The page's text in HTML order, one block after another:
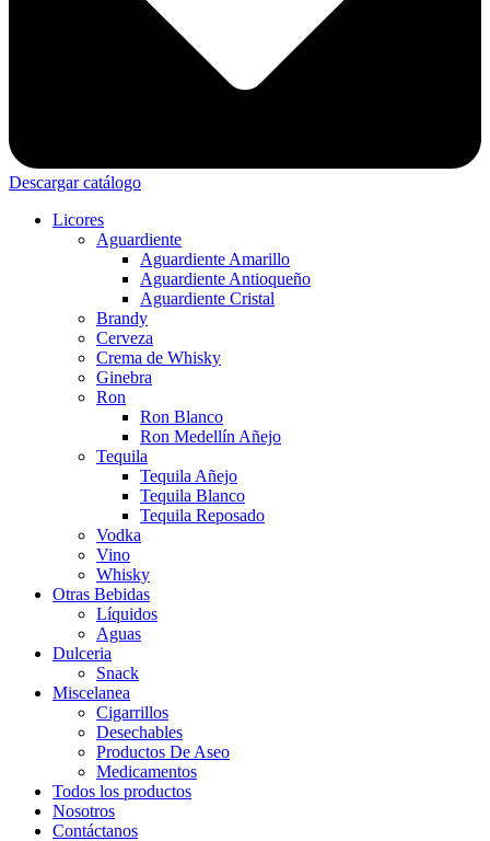
Descargar catálogo
Licores
Aguardiente
Aguardiente Amarillo
Aguardiente Antioqueño
Aguardiente Cristal
Brandy
Cerveza
Crema de Whisky
Ginebra
Ron
Ron Blanco
Ron Medellín Añejo
Tequila
Tequila Añejo
Tequila Blanco
Tequila Reposado
Vodka
Vino
Whisky
Otras Bebidas
Líquidos
Aguas
Dulceria
Snack
Miscelanea
Cigarrillos
Desechables
Productos De Aseo
Medicamentos
Todos los productos
Nosotros
Contáctanos